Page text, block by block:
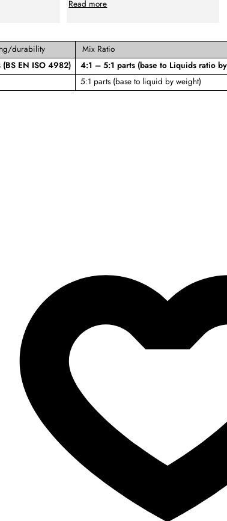
Read more
durability Mix Ratio
EN ISO 4982) 4:1 – 5:1 parts (base to Liquids ratio
5:1 parts (base to liquid by weight)